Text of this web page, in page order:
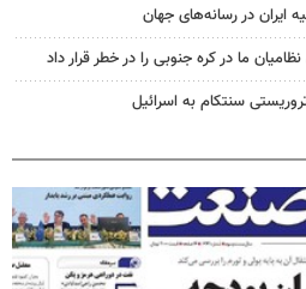
ایران در رسانه‌های جهان
ما در کره جنوبی را در خطر قرار داد
سنتکام به اسرائیل